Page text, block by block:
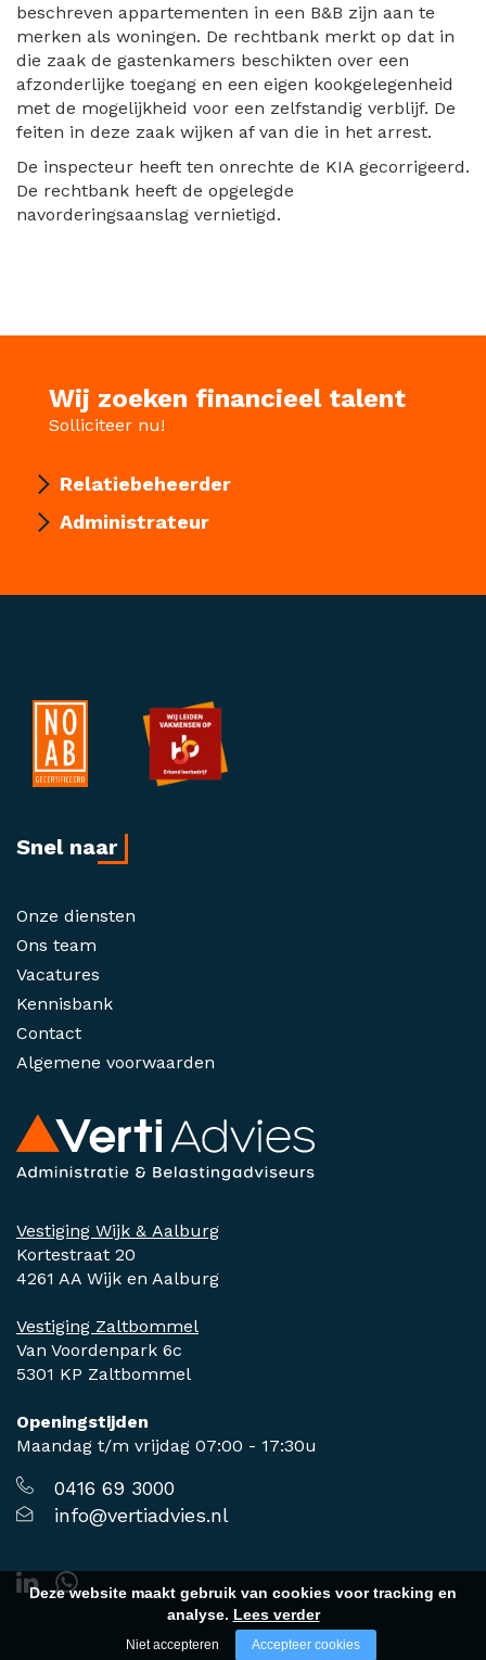
beschreven appartementen in een B&B zijn aan te
merken als woningen. De rechtbank merkt op dat in
die zaak de gastenkamers beschikten over een
afzonderlijke toegang en een eigen kookgelegenheid
met de mogelijkheid voor een zelfstandig verblijf. De
feiten in deze zaak wijken af van die in het arrest.
De inspecteur heeft ten onrechte de KIA gecorrigeerd.
De rechtbank heeft de opgelegde
navorderingsaanslag vernietigd.
Wij zoeken financieel talent
Solliciteer nu!
Relatiebeheerder
Administrateur
Vestiging Wijk & Aalburg
Kortestraat 20
4261 AA Wijk en Aalburg
Vestiging Zaltbommel
Van Voordenpark 6c
5301 KP Zaltbommel
Openingstijden
Maandag t/m vrijdag 07:00 - 17:30u
0416 69 3000
info@vertiadvies.nl
Snel naar
Onze diensten
Ons team
Vacatures
Kennisbank
Contact
Algemene voorwaarden
Deze website maakt gebruik van cookies voor tracking en
analyse. Lees verder
Niet accepteren Accepteer cookies